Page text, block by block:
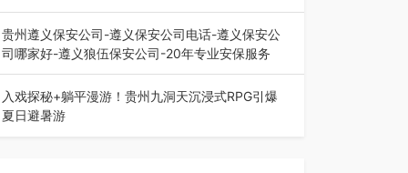
七月的贵阳，清风送爽，第四届“爽爽贵阳·青春之
声”校园管弦乐（合唱）艺术交流活动…
贵州遵义保安公司-遵义保安公司电话-遵义保安公
司哪家好-遵义狼伍保安公司-20年专业安保服务
在遵义，不管是企业园区运营、小区物业管理、建
筑工地施工、商业商场经营，还是举办各…
入戏探秘+躺平漫游！贵州九洞天沉浸式RPG引爆
夏日避暑游